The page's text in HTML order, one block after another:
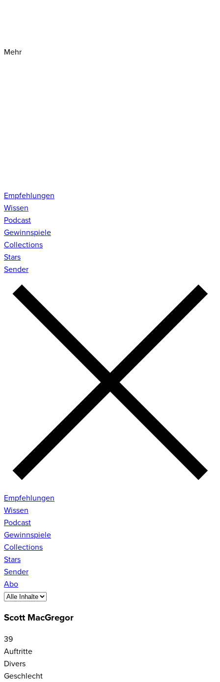
Mehr
Empfehlungen
Wissen
Podcast
Gewinnspiele
Collections
Stars
Sender
Empfehlungen
Wissen
Podcast
Gewinnspiele
Collections
Stars
Sender
Abo
Scott MacGregor
39
Auftritte
Divers
Geschlecht